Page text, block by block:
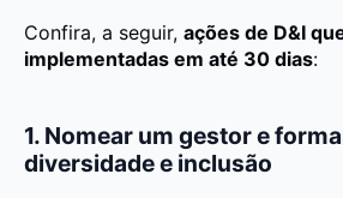
Confira, a seguir, ações de D&I
implementadas em até 30 dias:
1. Nomear um gestor e
diversidade e inclusão